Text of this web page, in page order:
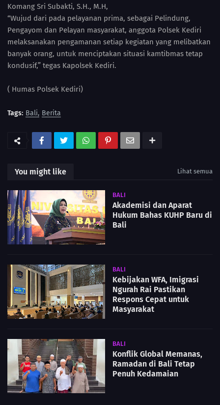
Komang Sri Subakti, S.H., M.H,
“Wujud dari pada pelayanan prima, sebagai Pelindung,
Pengayom dan Pelayan masyarakat, anggota Polsek Kediri
melaksanakan pengamanan setiap kegiatan yang melibatkan
banyak orang, untuk menciptakan situasi kamtibmas tetap
kondusif,” tegas Kapolsek Kediri.
( Humas Polsek Kediri)
Tags: Bali Berita
You might like Lihat semua
BALI
Akademisi dan Aparat
Hukum Bahas KUHP Baru di
Bali
BALI
Kebijakan WFA, Imigrasi
Ngurah Rai Pastikan
Respons Cepat untuk
Masyarakat
BALI
Konflik Global Memanas,
Ramadan di Bali Tetap
Penuh Kedamaian